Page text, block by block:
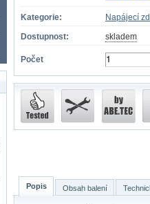
Kategorie:
Napájecí
Dostupnost:
skladem
Počet
Popis Obsah balení